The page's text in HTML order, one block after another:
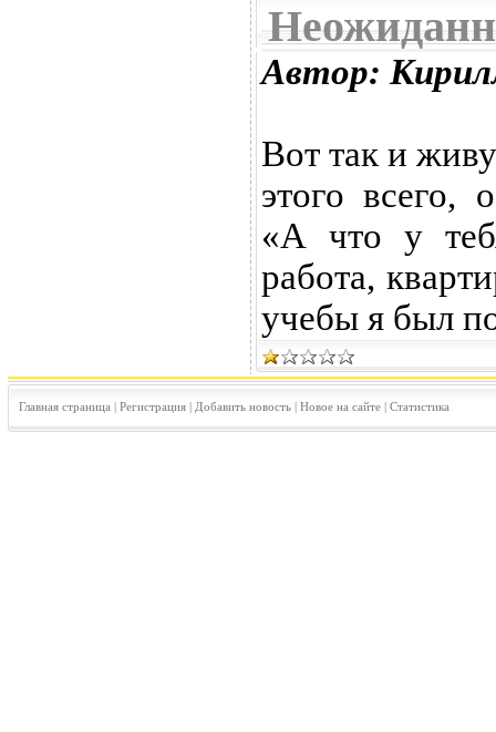
Автор:
Вот так и
этого всего,
«А что у
работа,
учебы я был
Главная страница | Регистрация| Добавить новость| Новое на сайте| Статистика